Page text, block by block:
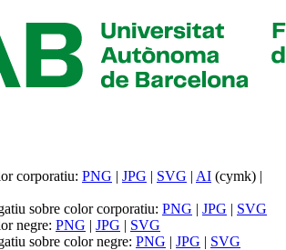
corporatiu: PNG | JPG | SVG | AI (cymk) |
sobre color corporatiu: PNG | JPG | SVG
negre: PNG | JPG | SVG
sobre color negre: PNG | JPG | SVG